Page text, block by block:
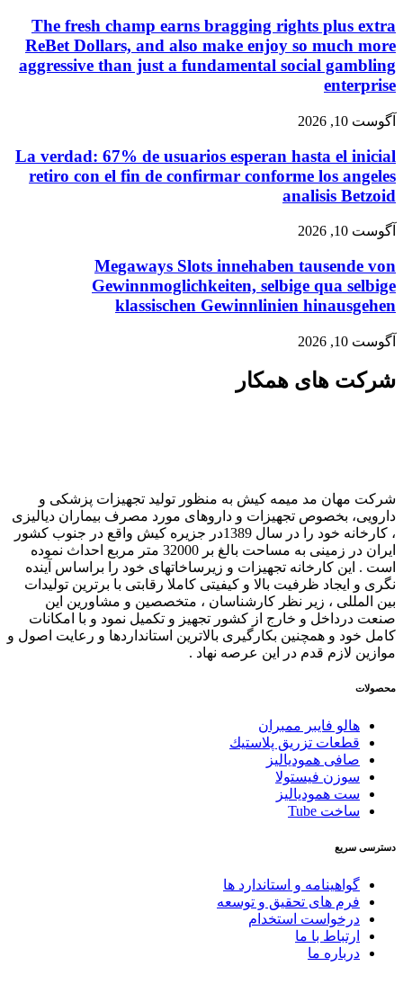
The fresh champ earns bragging rights plus extra
ReBet Dollars, and also make enjoy so much more
aggressive than just a fundamental social gambling
enterprise
آگوست 10, 2026
La verdad: 67% de usuarios esperan hasta el inicial
retiro con el fin de confirmar conforme los angeles
analisis Betzoid
آگوست 10, 2026
Megaways Slots innehaben tausende von
Gewinnmoglichkeiten, selbige qua selbige
klassischen Gewinnlinien hinausgehen
آگوست 10, 2026
شرکت های همکار
شرکت مهان مد میمه کیش به منظور تولید تجهیزات پزشکی و
دارویی، بخصوص تجهیزات و داروهای مورد مصرف بیماران دیالیزی
، کارخانه خود را در سال 1389در جزیره کیش واقع در جنوب کشور
ایران در زمینی به مساحت بالغ بر 32000 متر مربع احداث نموده
است . این کارخانه تجهیزات و زیرساخاتهای خود را براساس آینده
نگری و ایجاد ظرفیت بالا و کیفیتی کاملا رقابتی با برترین تولیدات
بین المللی ، زیر نظر کارشناسان ، متخصصین و مشاورین این
صنعت درداخل و خارج از کشور تجهیز و تکمیل نمود و با امکانات
کامل خود و همچنین بکارگیری بالاترین استانداردها و رعایت اصول و
موازین لازم قدم در این عرصه نهاد .
محصولات
هالو فایبر ممبران
قطعات تزريق پلاستيك
صافی همودیالیز
سوزن فیستولا
ست همودیالیز
ساخت Tube
دسترسی سریع
گواهینامه و استاندارد ها
فرم های تحقیق و توسعه
درخواست استخدام
ارتباط با ما
درباره ما